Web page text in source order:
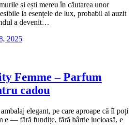
și ești mereu în căutarea unor
la esențele de lux, probabil ai auzit
a devenit…
2025
Femme – Parfum
cadou
elegant, pe care aproape că îl poți
e — fără fundițe, fără hârtie lucioasă, e